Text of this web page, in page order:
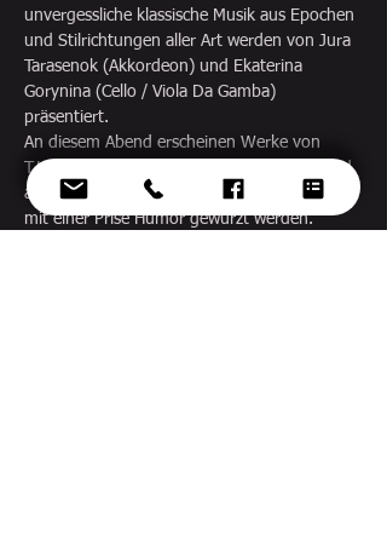
unvergessliche klassische Musik aus Epochen
und Stilrichtungen aller Art werden von Jura
Tarasenok (Akkordeon) und Ekaterina
Gorynina (Cello / Viola Da Gamba)
präsentiert.
An diesem Abend erscheinen Werke von
T.Hume, A.Vivaldi, N.Paganini, G.Casado und
anderen in eigenem Arrangement, welche
mit einer Prise Humor gewürzt werden.